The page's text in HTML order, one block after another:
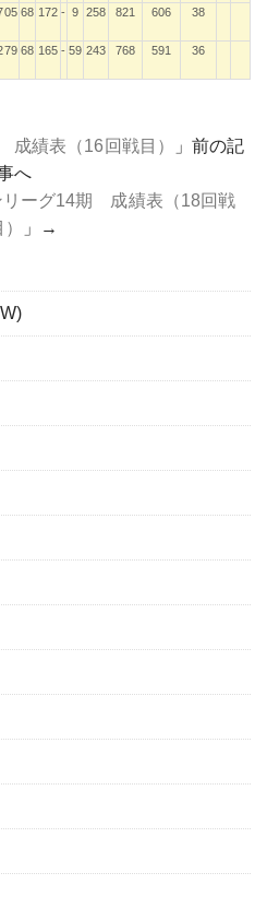
68 172 - 9 258 821 606 38
68 165 - 59 243 768 591 36
績表（16回戦目）
」前の記
へ
リーグ14期 成績表（18回戦
」→